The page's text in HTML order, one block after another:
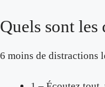
Quels sont les
6 moins de distractions